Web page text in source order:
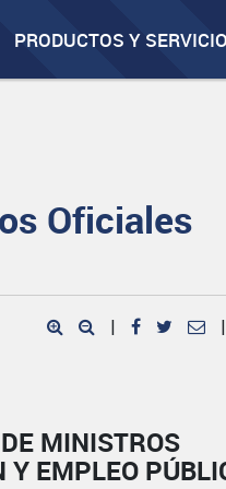
PRODUCTOS Y
Oficiales
| |
MINISTROS
Y EMPLEO